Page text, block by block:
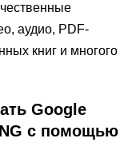
аудио, PDF-
книг и многого
Google
с помощью